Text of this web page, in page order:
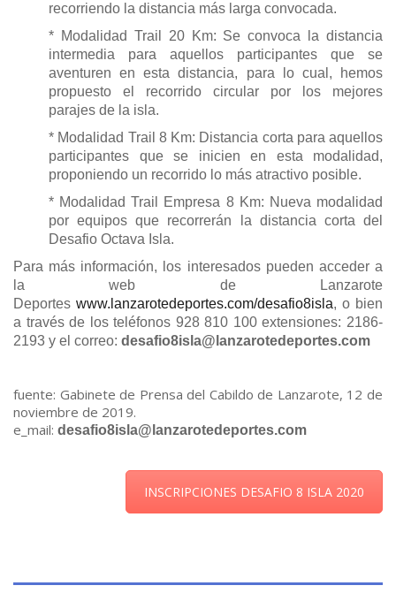
recorriendo la distancia más larga convocada.
* Modalidad Trail 20 Km: Se convoca la distancia
intermedia para aquellos participantes que se
aventuren en esta distancia, para lo cual, hemos
propuesto el recorrido circular por los mejores
parajes de la isla.
* Modalidad Trail 8 Km: Distancia corta para aquellos
participantes que se inicien en esta modalidad,
proponiendo un recorrido lo más atractivo posible.
* Modalidad Trail Empresa 8 Km: Nueva modalidad
por equipos que recorrerán la distancia corta del
Desafio Octava Isla.
Para más información, los interesados pueden acceder a
la web de Lanzarote
Deportes www.lanzarotedeportes.com/desafio8isla, o bien
a través de los teléfonos 928 810 100 extensiones: 2186-
2193 y el correo: desafio8isla@ lanzarotedeportes.com
fuente: Gabinete de Prensa del Cabildo de Lanzarote, 12 de
noviembre de 2019.
e_mail: desafio8isla@ lanzarotedeportes.com
INSCRIPCIONES DESAFIO 8 ISLA 2020